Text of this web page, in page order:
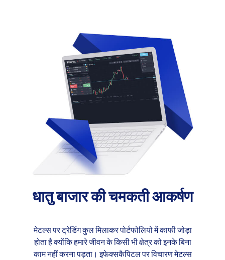
मेटल्स पर ट्रेडिंग कुल मिलाकर पोर्टफोलियो में काफी जोड़ा
होता है क्योंकि हमारे जीवन के किसी भी क्षेत्र को इनके बिना
काम नहीं करना पड़ता। इफेक्सकैपिटल पर विचारण मेटल्स
धातु बाजार की चमकती आकर्षण